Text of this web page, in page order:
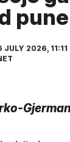
pune
JULY 2026, 11:11